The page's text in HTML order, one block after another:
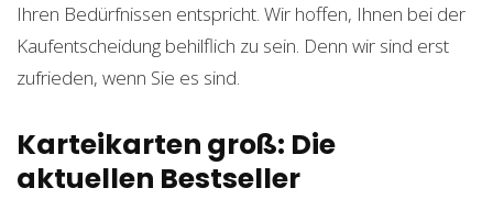
Ihren Bedürfnissen entspricht. Wir hoffen, Ihnen bei der
Kaufentscheidung behilflich zu sein. Denn wir sind erst
zufrieden, wenn Sie es sind.
Karteikarten groß: Die
aktuellen Bestseller